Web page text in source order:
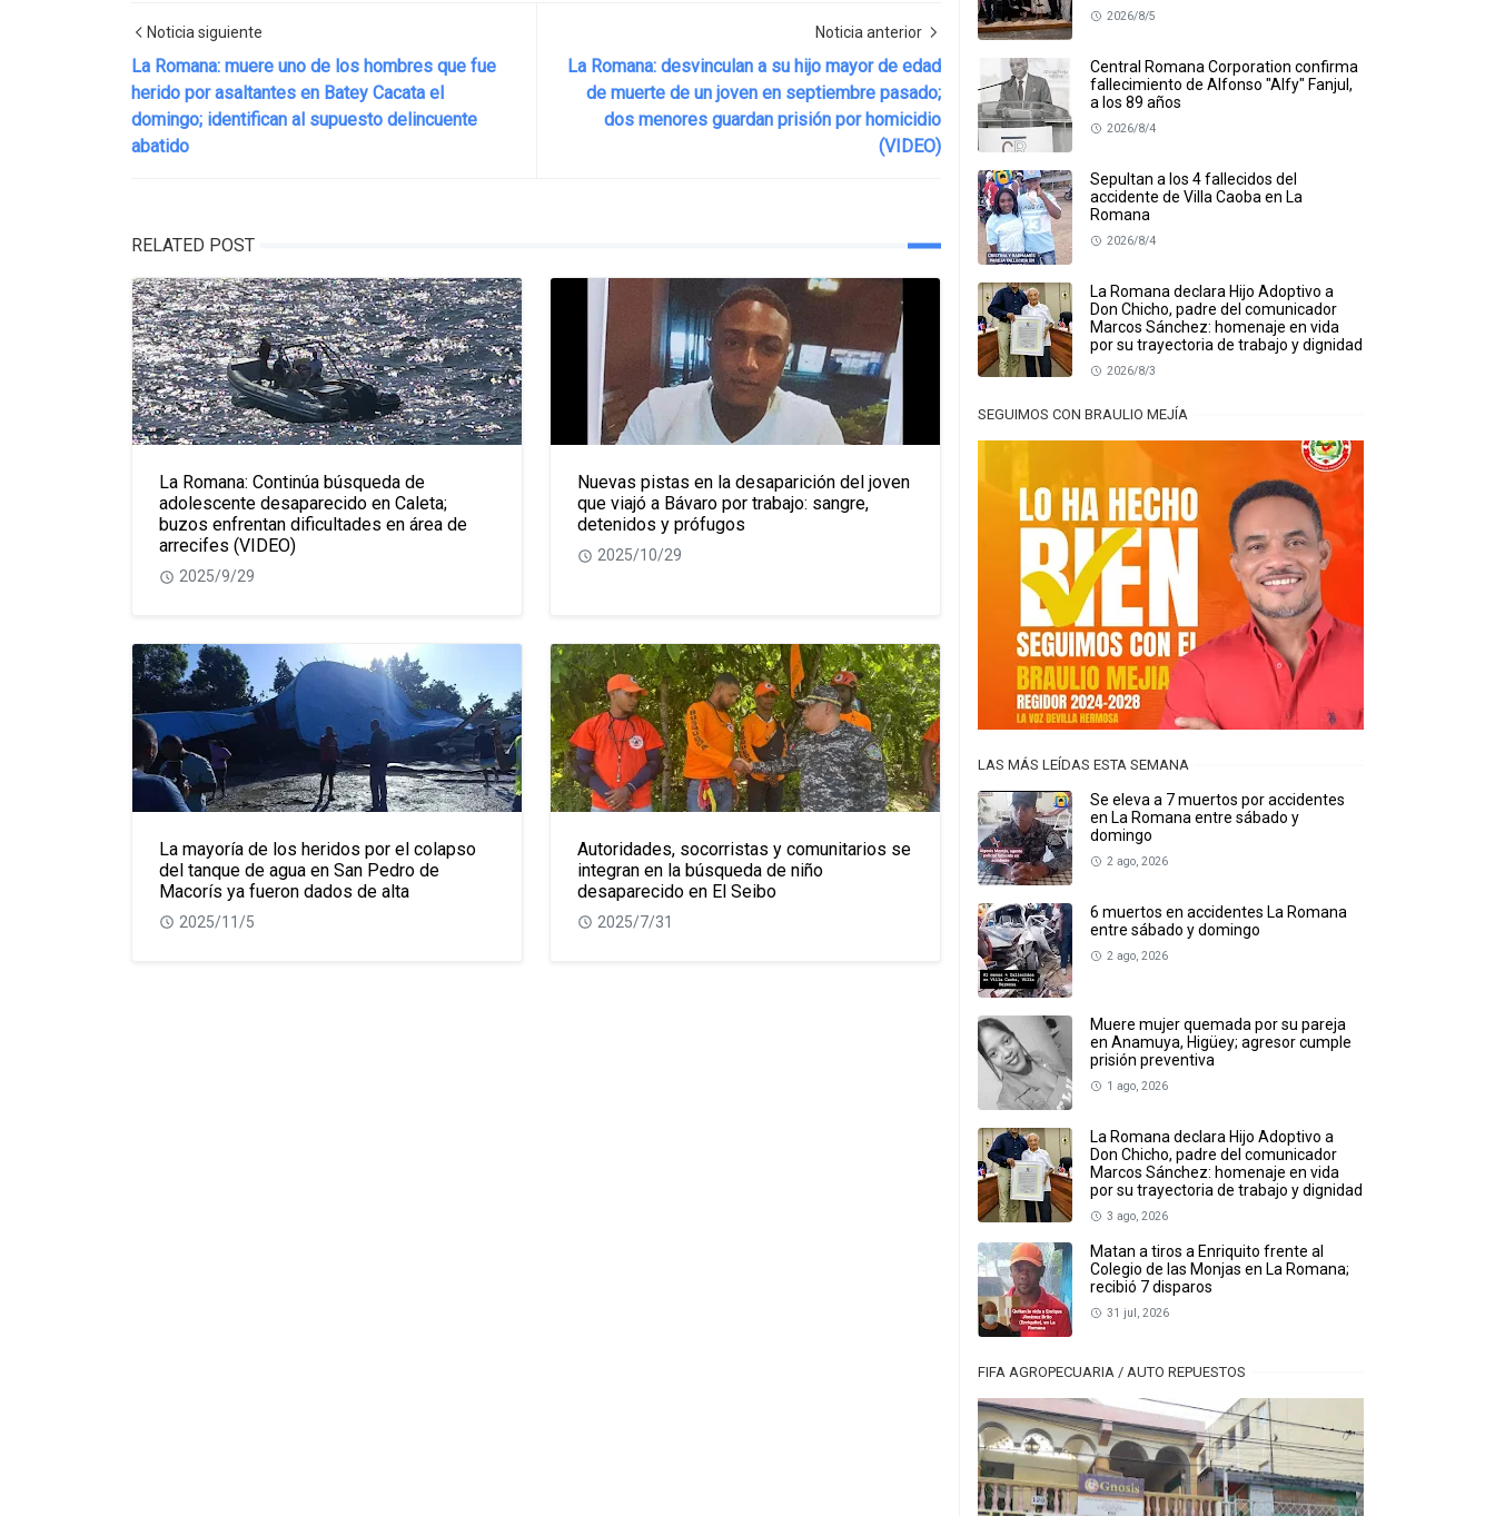
Noticia siguiente
La Romana: muere uno de los hombres que fue
herido por asaltantes en Batey Cacata el
domingo; identifican al supuesto delincuente
abatido
Noticia anterior
La Romana: desvinculan a su hijo mayor de edad
de muerte de un joven en septiembre pasado;
dos menores guardan prisión por homicidio
(VIDEO)
RELATED POST
La Romana: Continúa búsqueda de
adolescente desaparecido en Caleta;
buzos enfrentan dificultades en área de
arrecifes (VIDEO)
2025/9/29
Nuevas pistas en la desaparición del joven
que viajó a Bávaro por trabajo: sangre,
detenidos y prófugos
2025/10/29
La mayoría de los heridos por el colapso
del tanque de agua en San Pedro de
Macorís ya fueron dados de alta
2025/11/5
Autoridades, socorristas y comunitarios se
integran en la búsqueda de niño
desaparecido en El Seibo
2025/7/31
2026/8/5
Central Romana Corporation confirma
fallecimiento de Alfonso "Alfy" Fanjul,
a los 89 años
2026/8/4
Sepultan a los 4 fallecidos del
accidente de Villa Caoba en La
Romana
2026/8/4
La Romana declara Hijo Adoptivo a
Don Chicho, padre del comunicador
Marcos Sánchez: homenaje en vida
por su trayectoria de trabajo y dignidad
2026/8/3
SEGUIMOS CON BRAULIO MEJÍA
LAS MÁS LEÍDAS ESTA SEMANA
Se eleva a 7 muertos por accidentes
en La Romana entre sábado y
domingo
2 ago, 2026
6 muertos en accidentes La Romana
entre sábado y domingo
2 ago, 2026
Muere mujer quemada por su pareja
en Anamuya, Higüey; agresor cumple
prisión preventiva
1 ago, 2026
La Romana declara Hijo Adoptivo a
Don Chicho, padre del comunicador
Marcos Sánchez: homenaje en vida
por su trayectoria de trabajo y dignidad
3 ago, 2026
Matan a tiros a Enriquito frente al
Colegio de las Monjas en La Romana;
recibió 7 disparos
31 jul, 2026
FIFA AGROPECUARIA / AUTO REPUESTOS